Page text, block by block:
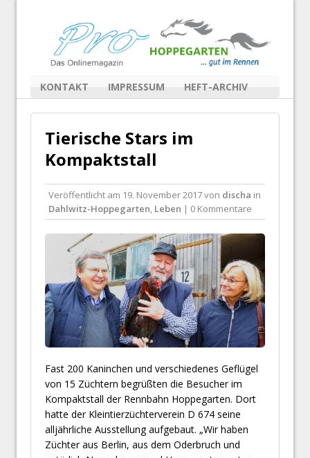
KONTAKT IMPRESSUM HEFT-ARCHIV
Tierische Stars im
Kompaktstall
Veröffentlicht am 19. November 2017von discha in
Dahlwitz-Hoppegarten, Leben | 0 Kommentare
Fast 200 Kaninchen und verschiedenes Geflügel
von 15 Züchtern begrüßten die Besucher im
Kompaktstall der Rennbahn Hoppegarten. Dort
hatte der Kleintierzüchterverein D 674 seine
alljährliche Ausstellung aufgebaut. „Wir haben
Züchter aus Berlin, aus dem Oderbruch und